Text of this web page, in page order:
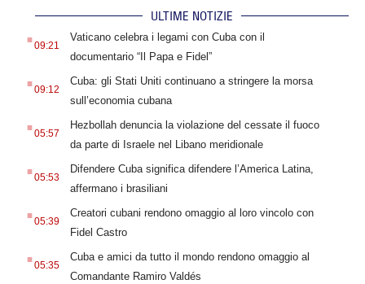
ULTIME NOTIZIE
.09:21
Vaticano celebra i legami con Cuba con il
documentario “Il Papa e Fidel”
.09:12
Cuba: gli Stati Uniti continuano a stringere la morsa
sull’economia cubana
.05:57
Hezbollah denuncia la violazione del cessate il fuoco
da parte di Israele nel Libano meridionale
.05:53
Difendere Cuba significa difendere l’America Latina,
affermano i brasiliani
.05:39
Creatori cubani rendono omaggio al loro vincolo con
Fidel Castro
.05:35
Cuba e amici da tutto il mondo rendono omaggio al
Comandante Ramiro Valdés